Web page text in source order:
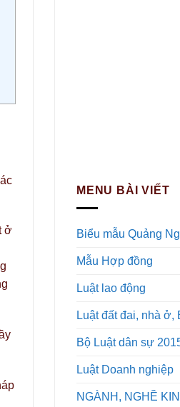
ở
MENU BÀI VIẾT
Biểu mẫu Quảng
Mẫu Hợp đồng
Luật lao động
Luật đất đai, nhà ở,
Bộ Luật dân sự
Luật Doanh nghiệp
NGÀNH, NGHỀ